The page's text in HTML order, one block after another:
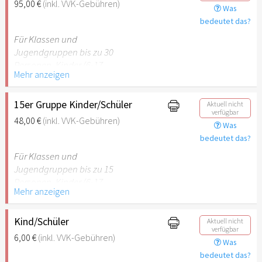
empfehlenswert.
95,00 €(inkl. VVK-Gebühren)
Was
bedeutet das?
Für Klassen und
Jugendgruppen bis zu 30
Jahre) oder Schüler mit
Schülerausweis inklusive
erwachsene Begleitperson.
Hinweis: Für Kinder unter 6
Stuttgart nicht
empfehlenswert.
Mehr anzeigen
15er Gruppe Kinder/Schüler
48,00 €(inkl. VVK-Gebühren)
Aktuell nicht
verfügbar
Was
bedeutet das?
Für Klassen und
Jugendgruppen bis zu 15
Jahre) oder Schüler mit
Schülerausweis inklusive
erwachsene Begleitperson.
Hinweis: Für Kinder unter 6
Mehr anzeigen
Kind/Schüler
6,00 €(inkl. VVK-Gebühren)
Aktuell nicht
verfügbar
Was
bedeutet das?